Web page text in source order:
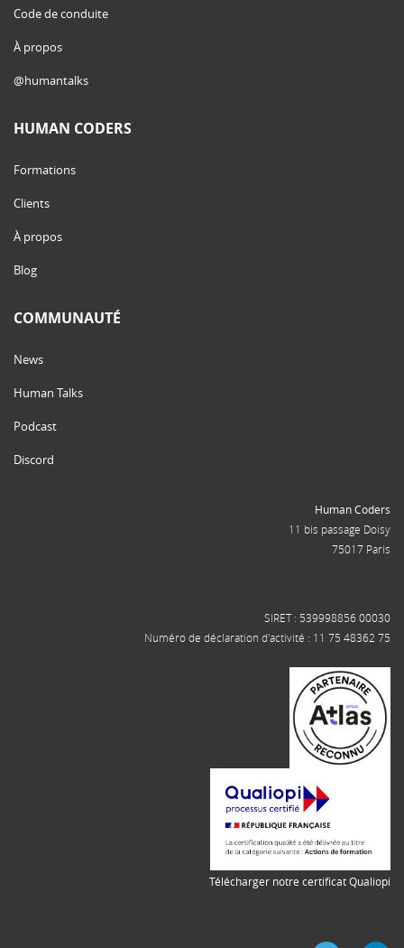
Code de conduite
À propos
@humantalks
HUMAN CODERS
Formations
Clients
À propos
Blog
COMMUNAUTÉ
News
Human Talks
Podcast
Discord
Human Coders
11 bis passage Doisy
75017 Paris
SIRET : 539998856 00030
Numéro de déclaration d'activité : 11 75 48362 75
Télécharger notre certificat Qualiopi